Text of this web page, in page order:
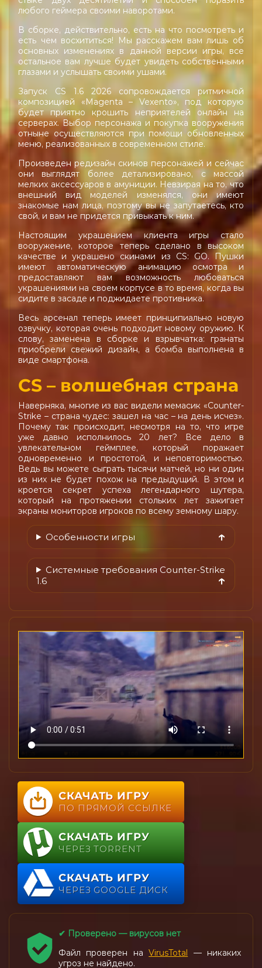
любого геймера своими наворотами.
В сборке, действительно, есть на что посмотреть и
есть чем восхититься! Мы расскажем вам лишь об
основных изменениях в данной версии игры, все
остальное вам лучше будет увидеть собственными
глазами и услышать своими ушами.
Запуск CS 1.6 2026 сопровождается ритмичной
композицией «Magenta – Vexento», под которую
будет приятно крошить неприятелей онлайн на
серверах. Выбор персонажа и покупка вооружения
отныне осуществляются при помощи обновленных
меню, реализованных в современном стиле.
Произведен редизайн скинов персонажей и сейчас
они выглядят более детализировано, с массой
мелких аксессуаров в амуниции. Невзирая на то, что
внешний вид моделей изменялся, они имеют
знакомые нам лица, поэтому вы не запутаетесь, кто
свой, и вам не придется привыкать к ним.
Настоящим украшением клиента игры стало
вооружение, которое теперь сделано в высоком
качестве и украшено скинами из CS: GO. Пушки
имеют автоматическую анимацию осмотра и
предоставляют вам возможность любоваться
украшениями на своем корпусе в то время, когда вы
сидите в засаде и поджидаете противника.
Весь арсенал теперь имеет принципиально новую
озвучку, которая очень подходит новому оружию. К
слову, заменена в сборке и взрывчатка: гранаты
приобрели свежий дизайн, а бомба выполнена в
виде смартфона.
CS – волшебная страна
Наверняка, многие из вас видели мемасик «Counter-
Strike – страна чудес: зашел на час – на день исчез».
Почему так происходит, несмотря на то, что игре
уже давно исполнилось 20 лет? Все дело в
увлекательном геймплее, который поражает
одновременно и простотой, и неповторимостью.
Ведь вы можете сыграть тысячи матчей, но ни один
из них не будет похож на предыдущий. В этом и
кроется секрет успеха легендарного шутера,
который на протяжении стольких лет зажигает
экраны мониторов игроков по всему земному шару.
Особенности игры
Системные требования Counter-Strike
1.6
СКАЧАТЬ ИГРУ
ПО ПРЯМОЙ ССЫЛКЕ
СКАЧАТЬ ИГРУ
ЧЕРЕЗ TORRENT
СКАЧАТЬ ИГРУ
ЧЕРЕЗ GOOGLE ДИСК
✔ Проверено — вирусов нет
Файл проверен наVirusTotal — никаких
угроз не найдено.